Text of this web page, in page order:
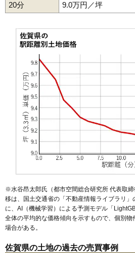
20分
9.0万円／坪
※水谷昂太郎氏（都市空間総合研究所 代表取
移は、国土交通省の「不動産情報ライブラリ
に、AI（機械学習）による予測モデル「
全体の平均的な価格傾向を示すもので、個別
場合がある。
佐賀県の土地の過去の売買事例